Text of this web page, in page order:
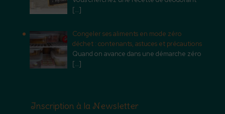
[…]
Congeler ses aliments en mode zéro
déchet : contenants, astuces et précautions
Quand on avance dans une démarche zéro
[…]
Inscription à la Newsletter